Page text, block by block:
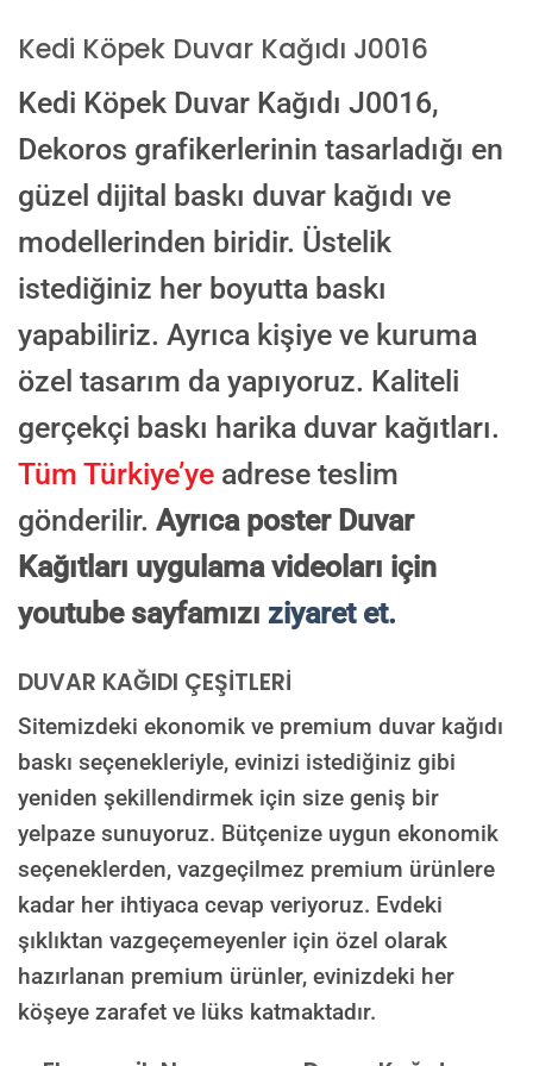
info@dekoros.com
NOTLAR
Görseliniz baskıya alınmadan önce ölçüye göre düzenlenmiş son hali
ONAYINIZDAN SONRA BASKIYA GEÇILECEK
Kedi Köpek Duvar Kağıdı J0016
Kedi Köpek Duvar Kağıdı J0016,
Dekoros grafikerlerinin tasarladığı en
güzel dijital baskı duvar kağıdı ve
modellerinden biridir. Üstelik
istediğiniz her boyutta baskı
yapabiliriz. Ayrıca kişiye ve kuruma
özel tasarım da yapıyoruz. Kaliteli
gerçekçi baskı harika duvar kağıtları.
Tüm Türkiye’ye adrese teslim
gönderilir. Ayrıca poster Duvar
Kağıtları uygulama videoları için
youtube sayfamızı ziyaret et.
DUVAR KAĞIDI ÇEŞİTLERİ
Sitemizdeki ekonomik ve premium duvar kağıdı
baskı seçenekleriyle, evinizi istediğiniz gibi
yeniden şekillendirmek için size geniş bir
yelpaze sunuyoruz. Bütçenize uygun ekonomik
seçeneklerden, vazgeçilmez premium ürünlere
kadar her ihtiyaca cevap veriyoruz. Evdeki
şıklıktan vazgeçemeyenler için özel olarak
hazırlanan premium ürünler, evinizdeki her
köşeye zarafet ve lüks katmaktadır.